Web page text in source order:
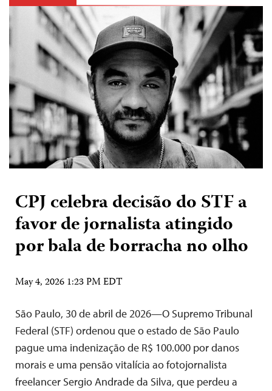
CPJ celebra decisão do STF a
favor de jornalista atingido
por bala de borracha no olho
May 4, 2026 1:23 PM EDT
São Paulo, 30 de abril de 2026—O Supremo Tribunal
Federal (STF) ordenou que o estado de São Paulo
pague uma indenização de R$ 100.000 por danos
morais e uma pensão vitalícia ao fotojornalista
freelancer Sergio Andrade da Silva, que perdeu a